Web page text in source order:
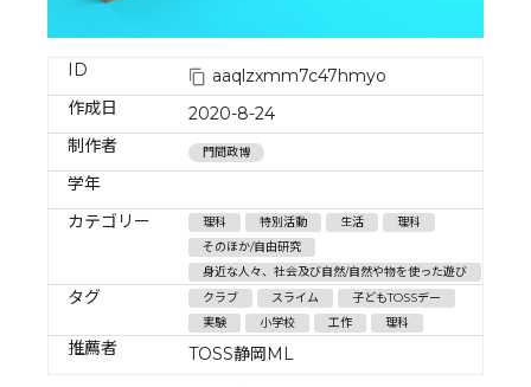
ID
aaqlzxmm7c47hmyo
作成日
2020-8-24
制作者
門間政博
学年
カテゴリー
理科 特別活動 生活
理科
そのほか/自由研究
身近な人々、社会及び自然/自然や物を使った遊び
タグ クラブ スライム
子どもTOSSデー
実験
小学校 工作 理科
推薦者 TOSS静岡ML